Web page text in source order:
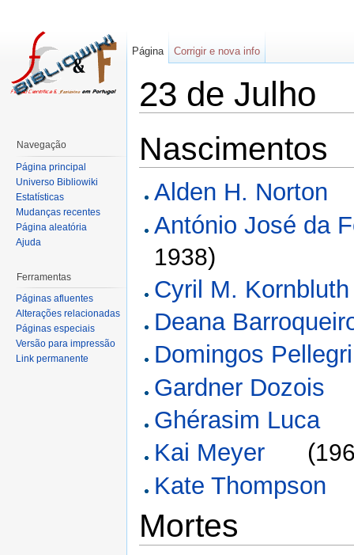
23 de Julho
Nascimentos
Alden H. Norton
António José da
1938)
Cyril M. Kornbluth
Deana
Domingos
Gardner Dozois
Ghérasim Luca
Kai Meyer (
Kate Thompson
Mortes
Página Corrigir e nova info
Navegação
Página principal
Universo Bibliowiki
Estatísticas
Mudanças recentes
Página aleatória
Ajuda
Ferramentas
Páginas afluentes
Alterações relacionadas
Páginas especiais
Versão para impressão
Link permanente